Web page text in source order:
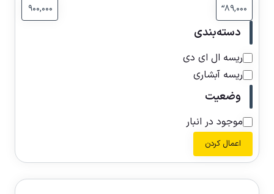
دسته‌بندی
ریسه ال ای دی
ریسه آبشاری
وضعیت
موجود در انبار
اعمال کردن